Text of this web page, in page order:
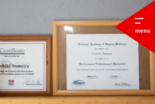
menu